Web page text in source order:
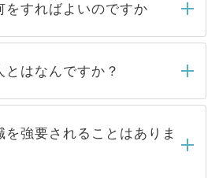
をすればよいのですか
きましたら、弊社担当者がご
認し、その後メールもしくは
5営業日以内にはご連絡をせて
ので、しばらくお待ちくださ
とはなんですか？
で取り扱っている求人の
、Webサイトからご覧いただ
開求人」です。非公開求人は
よって、一般には公開してい
を強要されることはありま